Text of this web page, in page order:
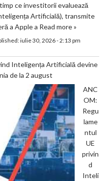
ce investitorii evaluează
Artificială), transmite
a Apple a Read more »
iulie 30, 2026 - 2:13 pm
Inteligența Artificială devine
de la 2 august
ANC
OM:
Regu
lame
ntul
UE
privin
d
Inteli